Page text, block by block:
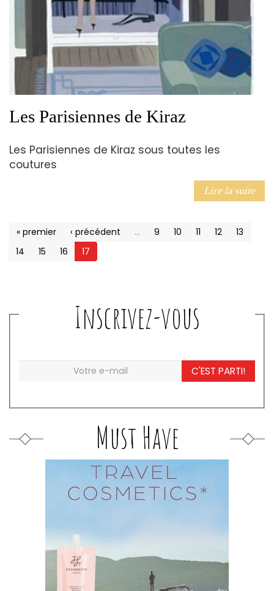
Les Parisiennes de Kiraz
Les Parisiennes de Kiraz sous toutes les
coutures
Lire la suite
« premier ‹ précédent … 9 10 11 12
13
14
15 16 17
Inscrivez-vous
C'EST PARTI!
Must Have